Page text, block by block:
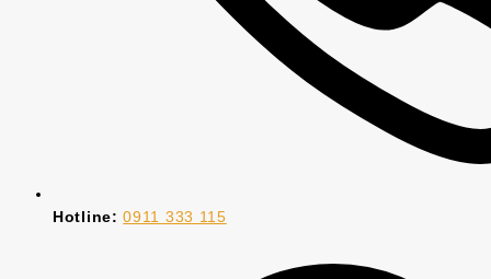
Hotline: 0911 333 115